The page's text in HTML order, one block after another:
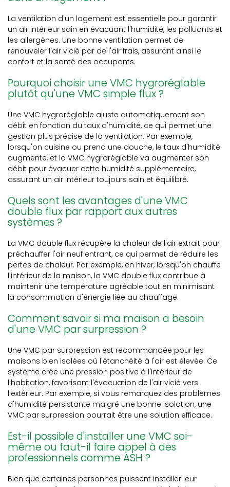
La ventilation d'un logement est essentielle pour garantir
un air intérieur sain en évacuant l'humidité, les polluants et
les allergènes. Une bonne ventilation permet de
renouveler l'air vicié par de l'air frais, assurant ainsi le
confort et la santé des occupants.
Pourquoi choisir une VMC hygroréglable
plutôt qu'une VMC simple flux ?
Une VMC hygroréglable ajuste automatiquement son
débit en fonction du taux d'humidité, ce qui permet une
gestion plus précise de la ventilation. Par exemple,
lorsqu'on cuisine ou prend une douche, le taux d'humidité
augmente, et la VMC hygroréglable va augmenter son
débit pour évacuer cette humidité supplémentaire,
assurant un air intérieur toujours sain et équilibré.
Quels sont les avantages d'une VMC
double flux par rapport aux autres
systèmes ?
La VMC double flux récupère la chaleur de l'air extrait pour
préchauffer l'air neuf entrant, ce qui permet de réduire les
pertes de chaleur. Par exemple, en hiver, lorsqu'on chauffe
l'intérieur de la maison, la VMC double flux contribue à
maintenir une température agréable tout en minimisant
la consommation d'énergie liée au chauffage.
Comment savoir si ma maison a besoin
d'une VMC par surpression ?
Une VMC par surpression est recommandée pour les
maisons bien isolées où l'étanchéité à l'air est élevée. Ce
système crée une pression positive à l'intérieur de
l'habitation, favorisant l'évacuation de l'air vicié vers
l'extérieur. Par exemple, si vous remarquez des problèmes
d'humidité persistante malgré une bonne isolation, une
VMC par surpression pourrait être une solution efficace.
Est-il possible d'installer une VMC soi-
même ou faut-il faire appel à des
professionnels comme ASH ?
Bien que certaines personnes puissent installer leur